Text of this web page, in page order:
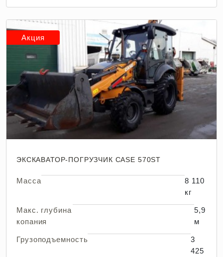
Акция
ЭКСКАВАТОР-ПОГРУЗЧИК CASE 570ST
Масса
8 110
кг
Макс. глубина
копания
5,9
м
Грузоподъемность
3
425